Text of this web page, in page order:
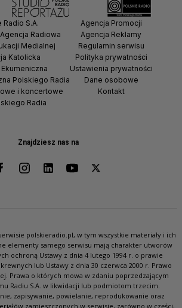
Znajdziesz nas na
Radio S.A.
Radiowa
Medialnej
Katolicka
Polskiego Radia
i koncertowe
Radia
Agencja Promocji
Agencja Reklamy
Regulamin serwisu
Polityka prywatności
Ustawienia prywatności
Dane osobowe
Kontakt
polskieradio.pl, w tym wszystkie materiały i ich
elementy samego serwisu mają charakter utworów
ochroną Ustawy z dnia 4 lutego 1994 r. o prawie
lub Ustawy z dnia 30 czerwca 2000 r. Prawo
Prawa o których mowa w zdaniu poprzedzającym
Radiu S.A. w likwidacji lub podmiotom trzecim.
zapisywanie, powielanie, reprodukowanie oraz
zamieszczonych w serwisie, zarówno w części,